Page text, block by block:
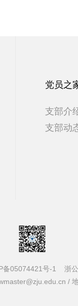
党员之
支部介
支部动
备05074421号-1
浙
/